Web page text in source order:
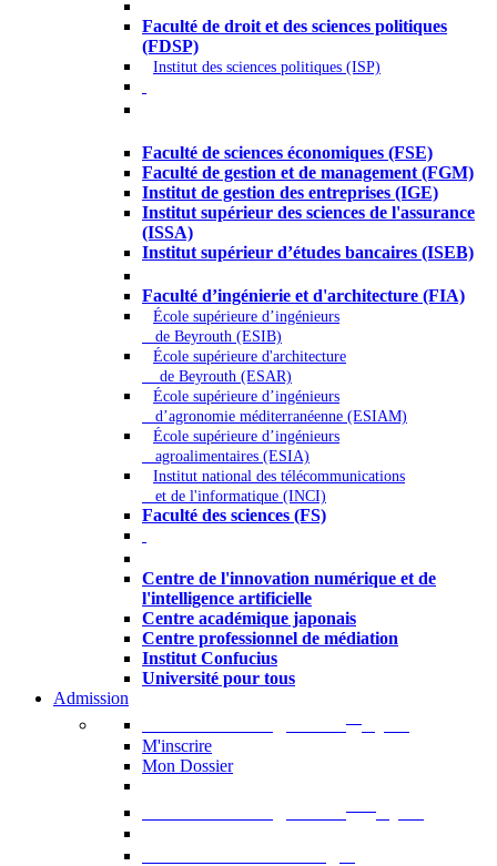
Faculté de droit et des sciences politiques
(FDSP)
Institut des sciences politiques (ISP)
Faculté de sciences économiques (FSE)
Faculté de gestion et de management (FGM)
Institut de gestion des entreprises (IGE)
Institut supérieur des sciences de l'assurance
(ISSA)
Institut supérieur d’études bancaires (ISEB)
Faculté d’ingénierie et d'architecture (FIA)
École supérieure d’ingénieurs
de Beyrouth (ESIB)
École supérieure d'architecture
de Beyrouth (ESAR)
École supérieure d’ingénieurs
d’agronomie méditerranéenne (ESIAM)
École supérieure d’ingénieurs
agroalimentaires (ESIA)
Institut national des télécommunications
et de l'informatique (INCI)
Faculté des sciences (FS)
Centre de l'innovation numérique et de
l'intelligence artificielle
Centre académique japonais
Centre professionnel de médiation
Institut Confucius
Université pour tous
Admission
M'inscrire
Mon Dossier